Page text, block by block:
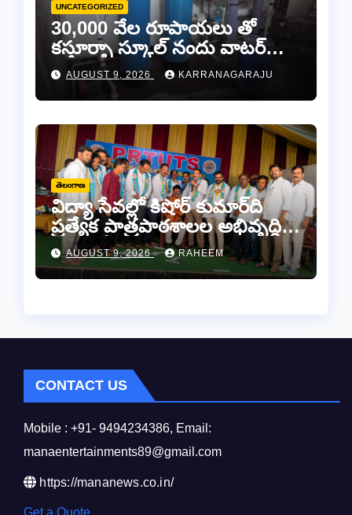
UNCATEGORIZED
30,000 వేల రూపాయలు తో
కస్తూర్బా స్కూల్ నందు వాటర్
ప్లాంట్ మరమ్మతులకి “చెక్”..
AUGUST 9, 2026 KARRANAGARAJU
తెలంగాణ
విద్యా సేవల్లో కిషోర్ కుమార్‌ది
ప్రత్యేక పాత్రపాఠశాలల అభివృద్ధికి
“మనకోసం మనం” సంస్థ అండ –
కామారెడ్డిలో ఘన సన్మానం..
AUGUST 9, 2026 RAHEEM
CONTACT US
Mobile : +91- 9494234386, Email:
manaentertainments89@gmail.com
https://mananews.co.in/